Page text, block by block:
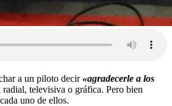
a un piloto decir«agradecerle a los
radial, televisiva o gráfica. Pero bien
uno de ellos.